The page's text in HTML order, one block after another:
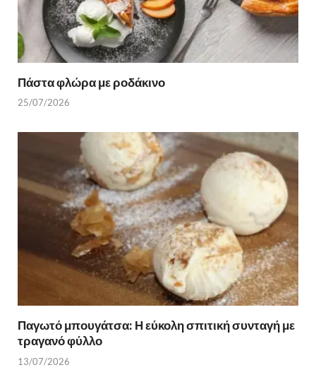
Πάστα φλώρα με ροδάκινο
25/07/2026
Παγωτό μπουγάτσα: Η εύκολη σπιτική συνταγή με
τραγανό φύλλο
13/07/2026